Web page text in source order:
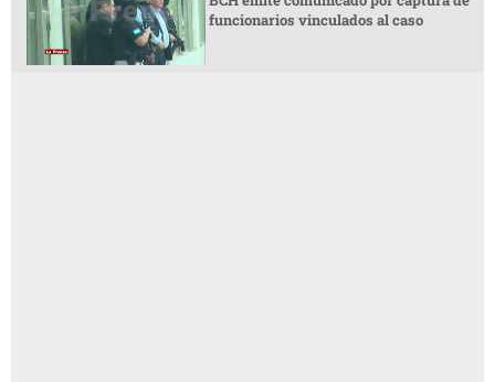
funcionarios vinculados al caso